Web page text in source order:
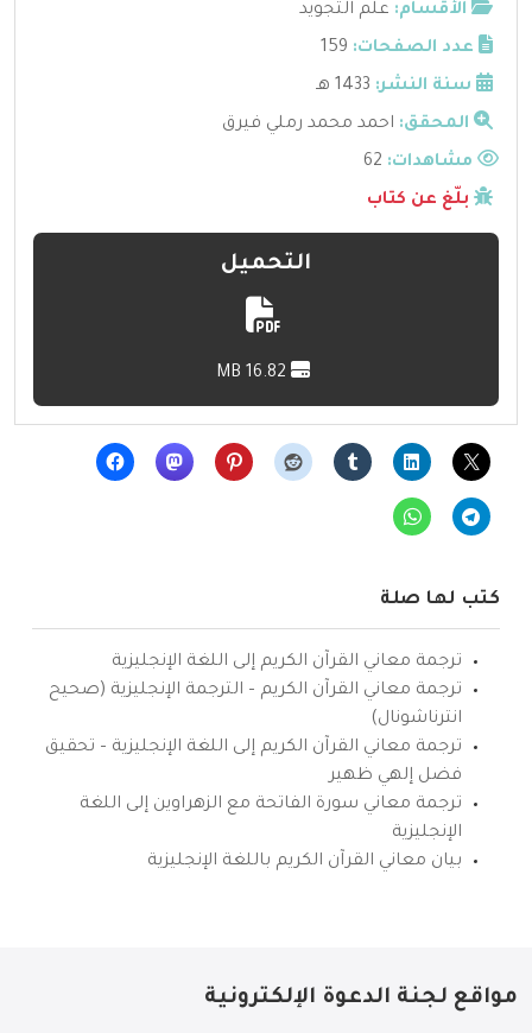
الأقسام: علم التجويد
عدد الصفحات: 159
سنة النشر: 1433 هـ
المحقق: احمد محمد رملي فيرق
مشاهدات:
بلّغ عن كتاب
التحميل
كتب لها صلة
ترجمة معاني القرآن الكريم إلى اللغة الإنجليزية
ترجمة معاني القرآن الكريم – الترجمة الإنجليزية (صحيح
انترناشونال)
ترجمة معاني القرآن الكريم إلى اللغة الإنجليزية – تحقيق
فضل إلهي ظهير
ترجمة معاني سورة الفاتحة مع الزهراوين إلى اللغة
الإنجليزية
بيان معاني القرآن الكريم باللغة الإنجليزية
مواقع لجنة الدعوة الإلكترونية